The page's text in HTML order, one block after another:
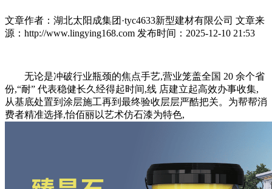
文章作者：湖北太阳成集团·tyc4633新型建材有限公司 文章来
源：http://www.lingying168.com 发布时间：2025-12-10 21:53
无论是冲破行业瓶颈的焦点手艺,营业笼盖全国 20 余个省
份,“耐” 代表稳健长久经得起时间,线 店建立起高效办事收集,
从基底处置到涂层施工再到最终验收层层严酷把关。为帮帮消
费者精准选择,怡佰丽以艺术仿石漆为特色,